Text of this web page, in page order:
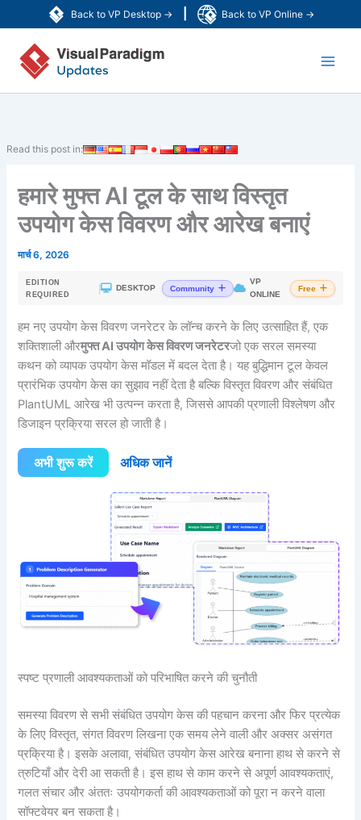
Back to VP Desktop → Back to VP Online →
to
content
Read this post in:
हमारे मुफ्त AI टूल के साथ विस्तृत
उपयोग केस विवरण और आरेख बनाएं
मार्च 6, 2026
EDITION
REQUIRED
| DESKTOP Community
VP
ONLINE
Free
हम नए उपयोग केस विवरण जनरेटर के लॉन्च करने के लिए उत्साहित हैं, एक
शक्तिशाली औरमुफ्त AI उपयोग केस विवरण जनरेटरजो एक सरल समस्या
कथन को व्यापक उपयोग केस मॉडल में बदल देता है। यह बुद्धिमान टूल केवल
प्रारंभिक उपयोग केस का सुझाव नहीं देता है बल्कि विस्तृत विवरण और संबंधित
PlantUML आरेख भी उत्पन्न करता है, जिससे आपकी प्रणाली विश्लेषण और
डिजाइन प्रक्रिया सरल हो जाती है।
अभी शुरू करें अधिक जानें
स्पष्ट प्रणाली आवश्यकताओं को परिभाषित करने की चुनौती
समस्या विवरण से सभी संबंधित उपयोग केस की पहचान करना और फिर प्रत्येक
के लिए विस्तृत, संगत विवरण लिखना एक समय लेने वाली और अक्सर असंगत
प्रक्रिया है। इसके अलावा, संबंधित उपयोग केस आरेख बनाना हाथ से करने से
त्रुटियाँ और देरी आ सकती है। इस हाथ से काम करने से अपूर्ण आवश्यकताएं,
गलत संचार और अंततः उपयोगकर्ता की आवश्यकताओं को पूरा न करने वाला
सॉफ्टवेयर बन सकता है।